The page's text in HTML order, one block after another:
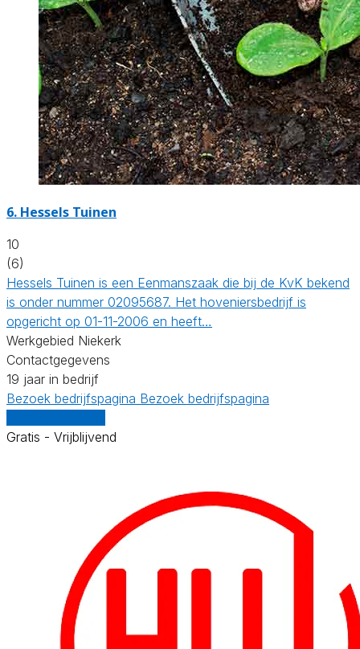
6. Hessels Tuinen
10
(6)
Hessels Tuinen is een Eenmanszaak die bij de KvK bekend
is onder nummer 02095687. Het hoveniersbedrijf is
opgericht op 01-11-2006 en heeft…
Werkgebied Niekerk
Contactgegevens
19 jaar in bedrijf
Bezoek bedrijfspagina Bezoek bedrijfspagina
Gratis - Vrijblijvend